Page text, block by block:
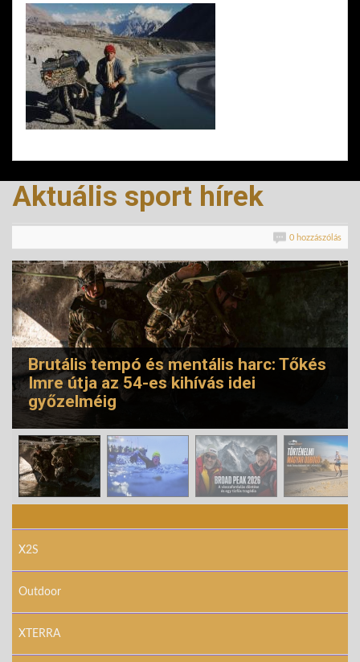
Aktuális sport hírek
0 hozzászólás
Brutális tempó és mentális harc: Tőkés
Imre útja az 54-es kihívás idei
győzelméig
X2S
Outdoor
XTERRA